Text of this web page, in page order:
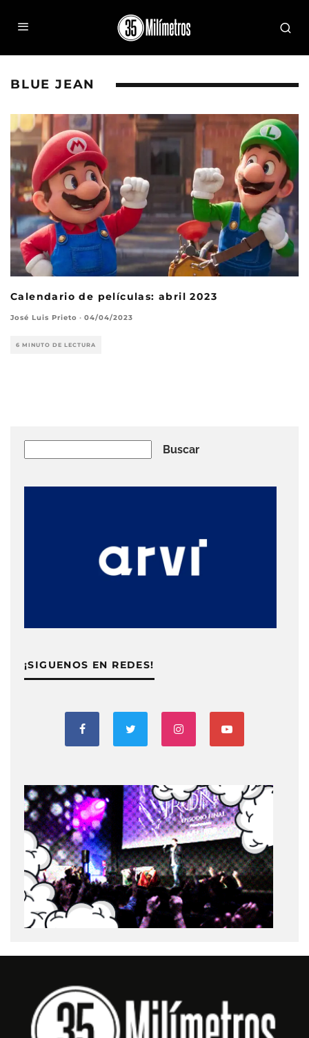
BLUE JEAN
Calendario de películas: abril 2023
José Luis Prieto · 04/04/2023
6 MINUTO DE LECTURA
Buscar
¡SIGUENOS EN REDES!